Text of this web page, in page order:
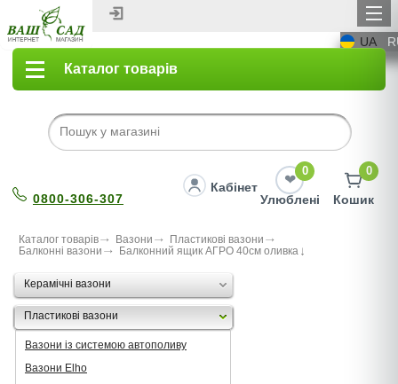
UA
Каталог товарів
0800-306-307
Кабінет
0
Улюблені
0
Кошик
Каталог товарів Вазони
Пластикові вазони
Балконні вазони
Балконний ящик АГРО 40см оливка
Керамічні вазони
Пластикові вазони
Вазони із системою автополиву
Вазони Elho